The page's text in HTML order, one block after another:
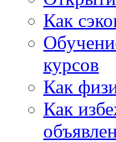
Как
курсов
Как
Как